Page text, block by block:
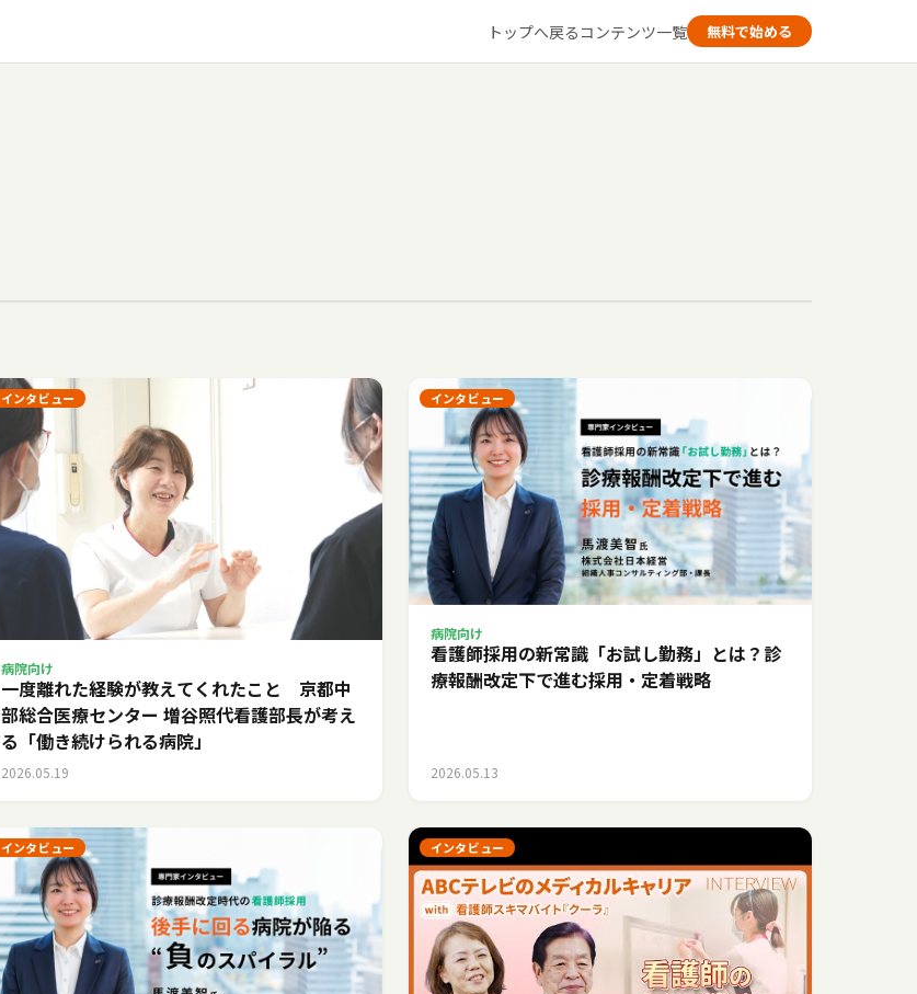
トップへ戻るコンテンツ一覧 無料で始める
インタビュー
病院向け
一度離れた経験が教えてくれたこと 京都中
部総合医療センター 増谷照代看護部長が考え
る「働き続けられる病院」
2026.05.19
インタビュー
病院向け
看護師採用の新常識「お試し勤務」とは？診
療報酬改定下で進む採用・定着戦略
2026.05.13
インタビュー インタビュー